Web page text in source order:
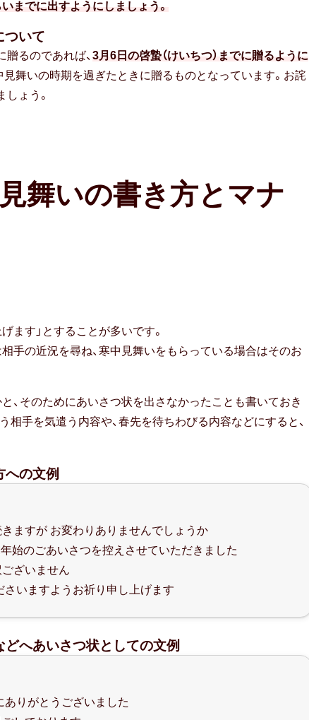
までに出すようにしましょう。
ついて
るのであれば、 3月6日の啓蟄（けいちつ）までに贈るように
舞いの時期を過ぎたときに贈るものとなっています。お詫
ょう。
舞いの書き方とマナ
ます」とすることが多いです。
手の近況を尋ね、寒中見舞いをもらっている場合はそのお
、そのためにあいさつ状を出さなかったことも書いておき
相手を気遣う内容や、春先を待ちわびる内容などにすると、
への文例
ますが お変わりありませんでしょうか
始のごあいさつを控えさせていただきました
ざいません
いますようお祈り申し上げます
どへあいさつ状としての文例
りがとうございました